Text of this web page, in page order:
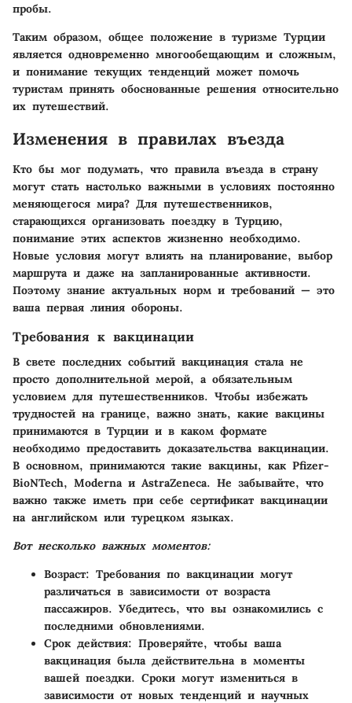
пробы.
Таким образом, общее положение в туризме Турции
является одновременно многообещающим и сложным,
и понимание текущих тенденций может помочь
туристам принять обоснованные решения относительно
их путешествий.
Изменения в правилах въезда
Кто бы мог подумать, что правила въезда в страну
могут стать настолько важными в условиях постоянно
меняющегося мира? Для путешественников,
старающихся организовать поездку в Турцию,
понимание этих аспектов жизненно необходимо.
Новые условия могут влиять на планирование, выбор
маршрута и даже на запланированные активности.
Поэтому знание актуальных норм и требований — это
ваша первая линия обороны.
Требования к вакцинации
В свете последних событий вакцинация стала не
просто дополнительной мерой, а обязательным
условием для путешественников. Чтобы избежать
трудностей на границе, важно знать, какие вакцины
принимаются в Турции и в каком формате
необходимо предоставить доказательства вакцинации.
В основном, принимаются такие вакцины, как Pfizer-
BioNTech, Moderna и AstraZeneca. Не забывайте, что
важно также иметь при себе сертификат вакцинации
на английском или турецком языках.
Вот несколько важных моментов:
Возраст: Требования по вакцинации могут
различаться в зависимости от возраста
пассажиров. Убедитесь, что вы ознакомились с
последними обновлениями.
Срок действия: Проверяйте, чтобы ваша
вакцинация была действительна в моменты
вашей поездки. Сроки могут измениться в
зависимости от новых тенденций и научных